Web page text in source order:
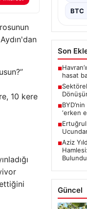
10 kere
BTC
Son
■
hasat
■
■
‘erken
■Ertuğrul
■Aziz
Bulundu
Güncel